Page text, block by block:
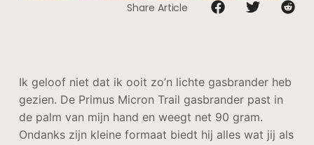
Share Article
Ik geloof niet dat ik ooit zo’n lichte gasbrander heb
gezien. De Primus Micron Trail gasbrander past in
de palm van mijn hand en weegt net 90 gram.
Ondanks zijn kleine formaat biedt hij alles wat jij als